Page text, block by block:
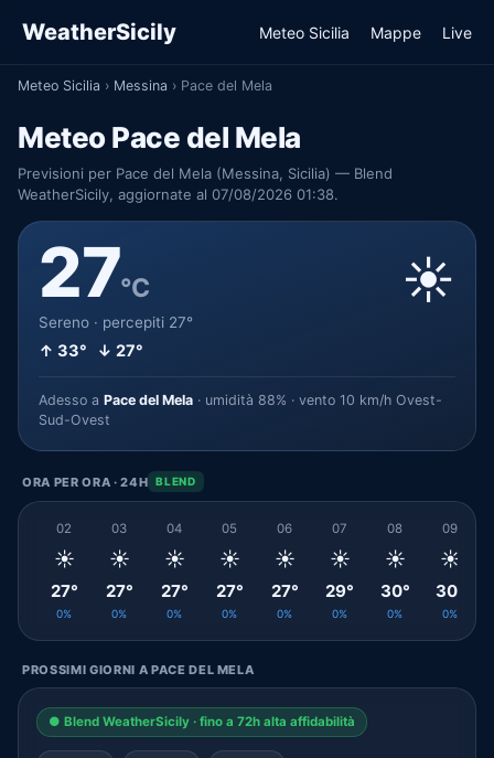
WeatherSicily Meteo Sicilia Mappe Live
Meteo Sicilia › Messina › Pace del Mela
Meteo Pace del Mela
Previsioni per Pace del Mela (Messina, Sicilia) — Blend
WeatherSicily, aggiornate al 07/08/2026 01:38.
27°C
Sereno · percepiti 27°
↑ 33° ↓ 27°
☀️
Adesso a Pace del Mela · umidità 88% · vento 10 km/h Ovest-
Sud-Ovest
ORA PER ORA · 24H BLEND
02
☀️
27°
0%
03
☀️
27°
0%
04
☀️
27°
0%
05
☀️
27°
0%
06
☀️
27°
0%
07
☀️
29°
0%
08
☀️
30°
0%
09
☀️
30°
0%
PROSSIMI GIORNI A PACE DEL MELA
● Blend WeatherSicily · fino a 72h alta affidabilità